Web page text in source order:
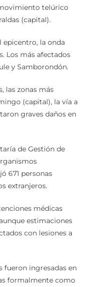
telúrico
(capital).
epicentro, la onda
Los más afectados
y Samborondón.
las zonas más
(capital), la vía a
graves daños en
de Gestión de
671 personas
extranjeros.
médicas
estimaciones
con lesiones a
fueron ingresadas en
formalmente como